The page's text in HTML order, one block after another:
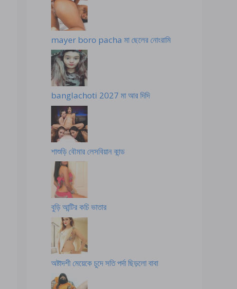
mayer boro pacha মা ছেলের নোংরামি
banglachoti 2027 মা আর দিদি
শাশুড়ি বৌমার লেসবিয়ান কান্ড
বুড়ি আন্টির কচি ভাতার
অষ্টাদশী মেয়েকে চুদে সতি পর্দা ছিড়লো বাবা